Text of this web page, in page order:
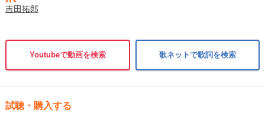
吉田拓郎
Youtubeで動画を検索 歌ネットで歌詞を検索
試聴・購入する